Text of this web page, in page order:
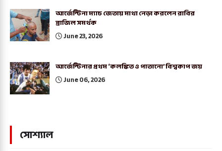
আর্জেন্টিনা ম্যাচ জেতায় মাথা নেড়া করলেন রাবির
ব্রাজিল সমর্থক
June 23, 2026
আর্জেন্টিনার প্রথম ‘কলঙ্কিত ও পাতানো’ বিশ্বকাপ জয়
June 06, 2026
সোশ্যাল